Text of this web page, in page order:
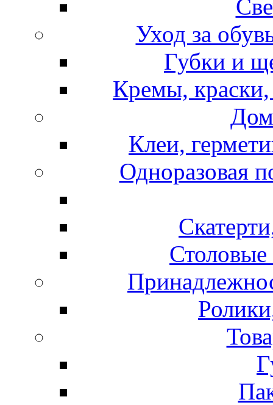
Уход за
Губки и
Кремы, краски,
Клеи,
Одноразовая